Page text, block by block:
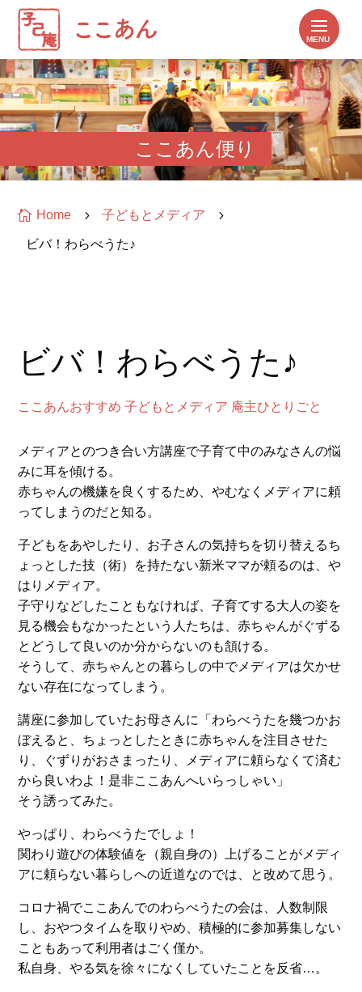
ここあん便り
 Home 5 子どもとメディア 5
ビバ！わらべうた♪
ビバ！わらべうた♪
ここあんおすすめ 子どもとメディア 庵主ひとりごと
メディアとのつき合い方講座で子育て中のみなさんの悩
みに耳を傾ける。
赤ちゃんの機嫌を良くするため、やむなくメディアに頼
ってしまうのだと知る。
子どもをあやしたり、お子さんの気持ちを切り替えるち
ょっとした技（術）を持たない新米ママが頼るのは、や
はりメディア。
子守りなどしたこともなければ、子育てする大人の姿を
見る機会もなかったという人たちは、赤ちゃんがぐずる
とどうして良いのか分からないのも頷ける。
そうして、赤ちゃんとの暮らしの中でメディアは欠かせ
ない存在になってしまう。
講座に参加していたお母さんに「わらべうたを幾つかお
ぼえると、ちょっとしたときに赤ちゃんを注目させた
り、ぐずりがおさまったり、メディアに頼らなくて済む
から良いわよ！是非ここあんへいらっしゃい」
そう誘ってみた。
やっぱり、わらべうたでしょ！
関わり遊びの体験値を（親自身の）上げることがメディ
アに頼らない暮らしへの近道なのでは、と改めて思う。
コロナ禍でここあんでのわらべうたの会は、人数制限
し、おやつタイムを取りやめ、積極的に参加募集しない
こともあって利用者はごく僅か。
私自身、やる気を徐々になくしていたことを反省…。